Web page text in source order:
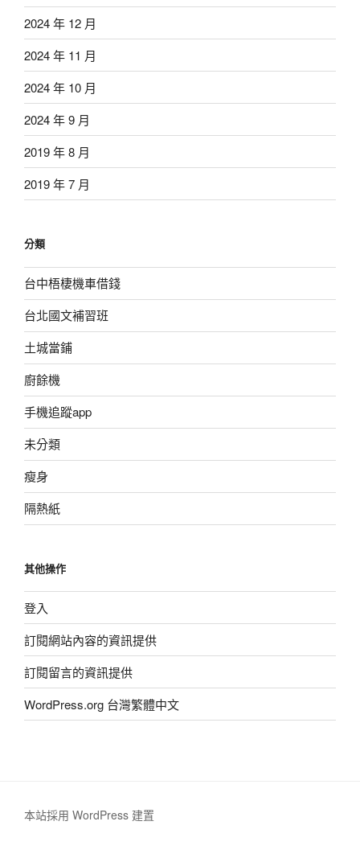
2024 年 12 月
2024 年 11 月
2024 年 10 月
2024 年 9 月
2019 年 8 月
2019 年 7 月
分類
台中梧棲機車借錢
台北國文補習班
土城當鋪
廚餘機
手機追蹤app
未分類
瘦身
隔熱紙
其他操作
登入
訂閱網站內容的資訊提供
訂閱留言的資訊提供
WordPress.org 台灣繁體中文
本站採用 WordPress 建置